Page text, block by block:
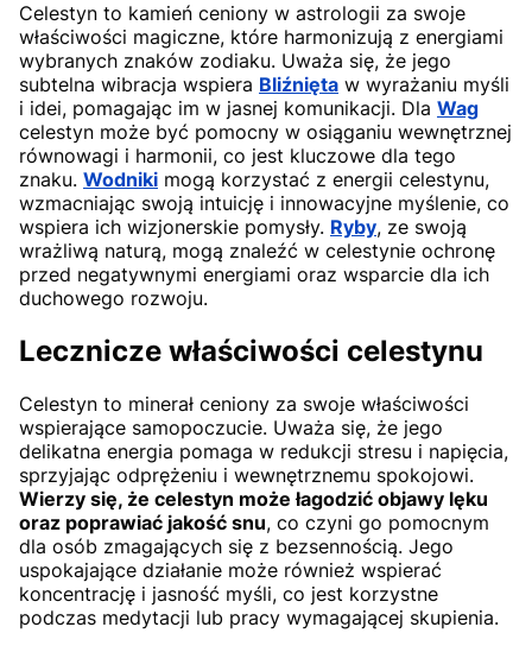
Celestyn to kamień ceniony w astrologii za swoje
właściwości magiczne, które harmonizują z energiami
wybranych znaków zodiaku. Uważa się, że jego
subtelna wibracja wspiera Bliźnięta w wyrażaniu myśli
i idei, pomagając im w jasnej komunikacji. Dla Wag
celestyn może być pomocny w osiąganiu wewnętrznej
równowagi i harmonii, co jest kluczowe dla tego
znaku. Wodniki mogą korzystać z energii celestynu,
wzmacniając swoją intuicję i innowacyjne myślenie, co
wspiera ich wizjonerskie pomysły. Ryby, ze swoją
wrażliwą naturą, mogą znaleźć w celestynie ochronę
przed negatywnymi energiami oraz wsparcie dla ich
duchowego rozwoju.
Lecznicze właściwości celestynu
Celestyn to minerał ceniony za swoje właściwości
wspierające samopoczucie. Uważa się, że jego
delikatna energia pomaga w redukcji stresu i napięcia,
sprzyjając odprężeniu i wewnętrznemu spokojowi.
Wierzy się, że celestyn może łagodzić objawy lęku
oraz poprawiać jakość snu, co czyni go pomocnym
dla osób zmagających się z bezsennością. Jego
uspokajające działanie może również wspierać
koncentrację i jasność myśli, co jest korzystne
podczas medytacji lub pracy wymagającej skupienia.